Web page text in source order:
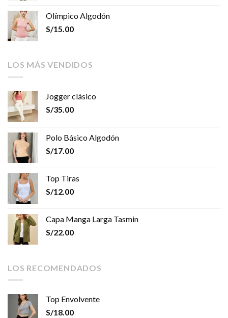
Olímpico Algodón
S/15.00
LOS MÁS VENDIDOS
Jogger clásico
S/35.00
Polo Básico Algodón
S/17.00
Top Tiras
S/12.00
Capa Manga Larga Tasmin
S/22.00
LOS RECOMENDADOS
Top Envolvente
S/18.00